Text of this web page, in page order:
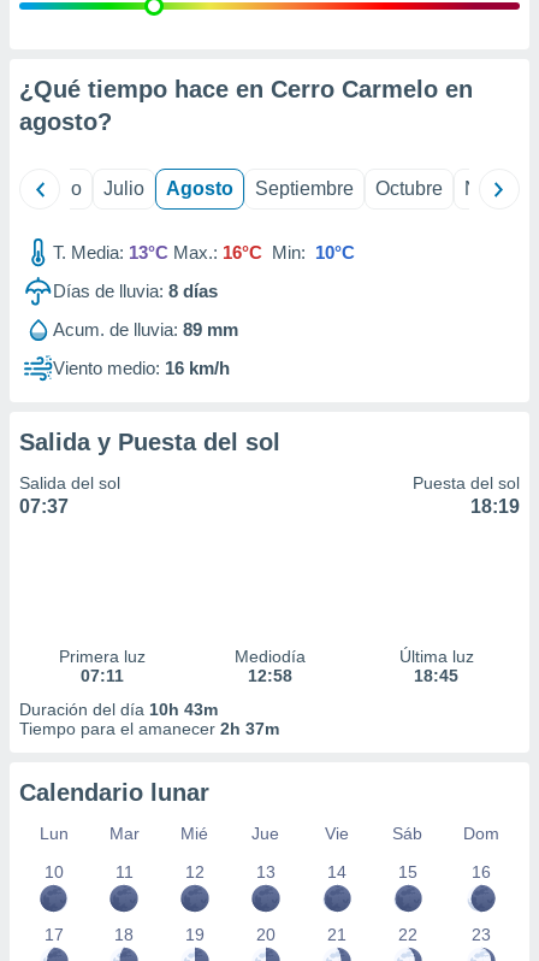
e
mediante
publicidad
de
1199
¿Qué tiempo hace en Cerro Carmelo en
agosto?
Junio Julio Agosto Septiembre Octubre
T. Media: 13°C Max.: 16°C Min: 10°C
Días de lluvia: 8 días
Acum. de lluvia: 89 mm
Viento medio: 16 km/h
Salida y Puesta del sol
Salida del sol
07:37
Puesta del sol
18:19
Primera luz
07:11
Mediodía
12:58
Última luz
18:45
Duración del día 10h 43m
Tiempo para el amanecer 2h 37m
Calendario lunar
Lun Mar Mié Jue Vie Sáb
Dom
10
11 12 13 14 15 16
17 18 19 20 21 22 23